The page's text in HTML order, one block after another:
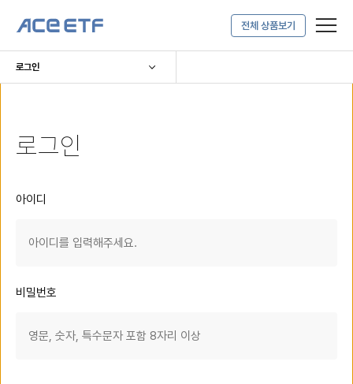
한
국
투
자
메
인
이
한국투자신탁운용
전체 상품보기
로그인
메
메인페이지로 이동
로그인
로그인
아이디
비밀번호